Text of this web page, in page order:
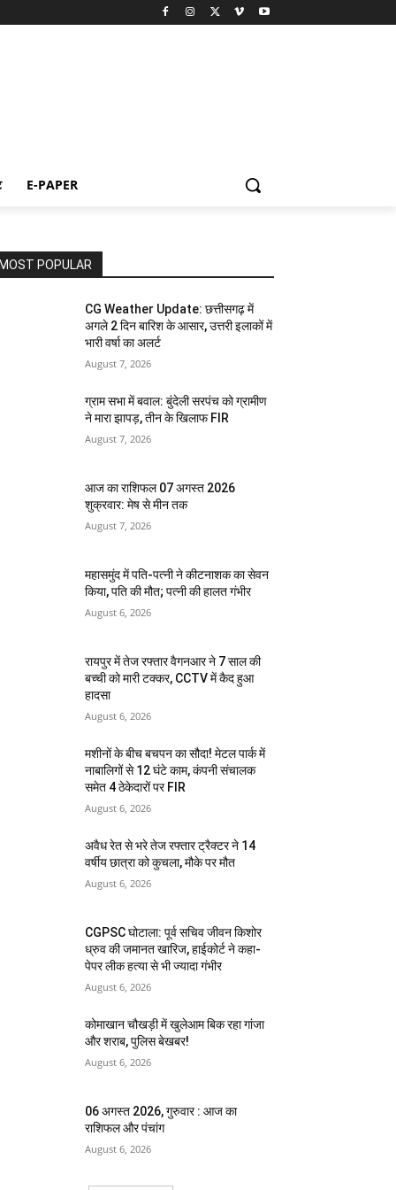
E-PAPER
MOST POPULAR
CG Weather Update: छत्तीसगढ़ में
अगले 2 दिन बारिश के आसार, उत्तरी इलाकों में
भारी वर्षा का अलर्ट
August 7, 2026
ग्राम सभा में बवाल: बुंदेली सरपंच को ग्रामीण
ने मारा झापड़, तीन के खिलाफ FIR
August 7, 2026
आज का राशिफल 07 अगस्त 2026
शुक्रवार: मेष से मीन तक
August 7, 2026
महासमुंद में पति-पत्नी ने कीटनाशक का सेवन
किया, पति की मौत; पत्नी की हालत गंभीर
August 6, 2026
रायपुर में तेज रफ्तार वैगनआर ने 7 साल की
बच्ची को मारी टक्कर, CCTV में कैद हुआ
हादसा
August 6, 2026
मशीनों के बीच बचपन का सौदा! मेटल पार्क में
नाबालिगों से 12 घंटे काम, कंपनी संचालक
समेत 4 ठेकेदारों पर FIR
August 6, 2026
अवैध रेत से भरे तेज रफ्तार ट्रैक्टर ने 14
वर्षीय छात्रा को कुचला, मौके पर मौत
August 6, 2026
CGPSC घोटाला: पूर्व सचिव जीवन किशोर
ध्रुव की जमानत खारिज, हाईकोर्ट ने कहा-
पेपर लीक हत्या से भी ज्यादा गंभीर
August 6, 2026
कोमाखान चौखड़ी में खुलेआम बिक रहा गांजा
और शराब, पुलिस बेखबर!
August 6, 2026
06 अगस्त 2026, गुरुवार : आज का
राशिफल और पंचांग
August 6, 2026